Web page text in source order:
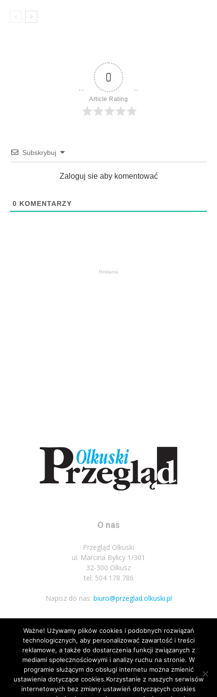
0
Article Rating
Subskrybuj
Zaloguj sie aby komentować
0 KOMENTARZY
Reklama
O nas
Przegląd Olkuski
ul. Marcina Bylicy 1/301
32-300 Olkusz
tel: 504 178 786
Napisz do nas: biuro@przeglad.olkuski.pl
Podążaj za nami
Ważne! Używamy plików cookies i podobnych rozwiązań
technologicznych, aby personalizować zawartość i treści
reklamowe, a także do dostarczenia funkcji związanych z
mediami społecznościowymi i analizy ruchu na stronie. W
programie służącym do obsługi internetu można zmienić
ustawienia dotyczące cookies.Korzystanie z naszych serwisów
internetowych bez zmiany ustawień dotyczących cookies